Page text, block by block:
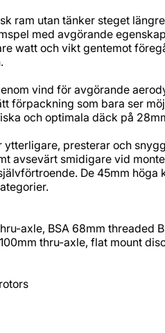
ram utan tänker steget
med avgörande
watt och vikt gentemot
vind för avgörande
förpackning som bara ser
och optimala däck på
presterar och
avsevärt smidigare vid
De 45mm
axle, BSA 68mm threaded
thru-axle, flat mount